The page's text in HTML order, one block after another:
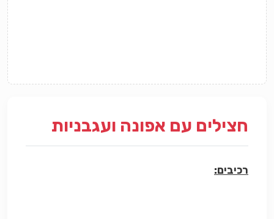
חצילים עם אפונה ועגבניות
רכיבים: